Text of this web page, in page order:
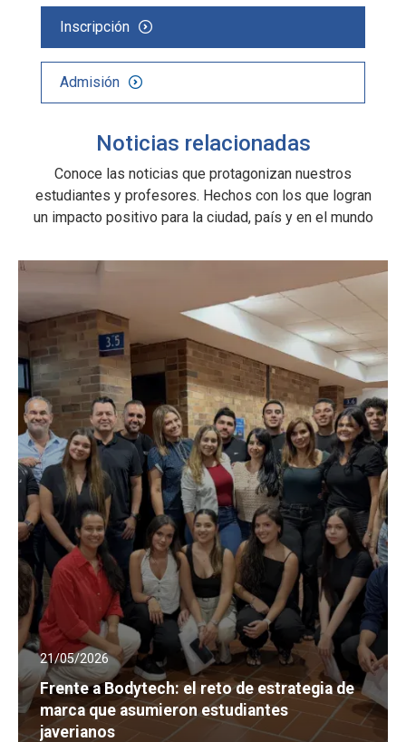
Inscripción
Admisión
Noticias relacionadas
Conoce las noticias que protagonizan nuestros
estudiantes y profesores. Hechos con los que logran
un impacto positivo para la ciudad, país y en el mundo
21/05/2026
Frente a Bodytech: el reto de estrategia de
marca que asumieron estudiantes
javerianos